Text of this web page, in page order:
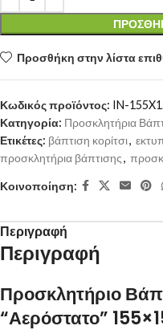
Προσθήκη στην λίστα
Κωδικός προϊόντος: IN-
Κατηγορία: Προσκλητήρια
Ετικέτες: βάπτιση κορίτσι,
προσκλητήρια βάπτισης,
Κοινοποίηση:
Περιγραφή
Περιγραφή
Προσκλητήριο
“Αερόστατο”